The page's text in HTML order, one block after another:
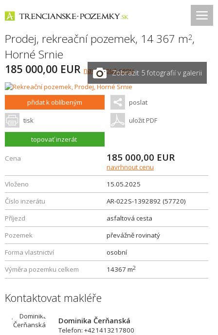
Prodej, rekreační pozemek, 14 367 m2,
Horné Srnie
185 000,00 EUR navrhnout cenuZobrazit 5 fotografií v galerii
přidat k oblíbeným poslat
tisk uložit PDF
topovať inzerát
Cena 185 000,00 EUR
navrhnout cenu
Vloženo
15.05.2025
Číslo inzerátu
AR-022S-1392892 (57720)
Příjezd
asfaltová cesta
Pozemek
převážně rovinatý
Forma vlastnictví
osobní
Výměra pozemku celkem
14367 m2
Kontaktovat makléře
Dominika Čerňanská
Telefon: +421413217800